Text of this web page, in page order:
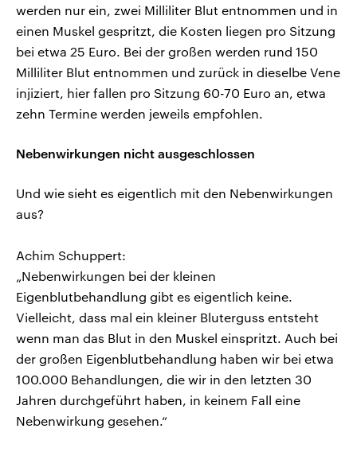
werden nur ein, zwei Milliliter Blut entnommen und in
einen Muskel gespritzt, die Kosten liegen pro Sitzung
bei etwa 25 Euro. Bei der großen werden rund 150
Milliliter Blut entnommen und zurück in dieselbe Vene
injiziert, hier fallen pro Sitzung 60-70 Euro an, etwa
zehn Termine werden jeweils empfohlen.
Nebenwirkungen nicht ausgeschlossen
Und wie sieht es eigentlich mit den Nebenwirkungen
aus?
Achim Schuppert:
„Nebenwirkungen bei der kleinen
Eigenblutbehandlung gibt es eigentlich keine.
Vielleicht, dass mal ein kleiner Bluterguss entsteht
wenn man das Blut in den Muskel einspritzt. Auch bei
der großen Eigenblutbehandlung haben wir bei etwa
100.000 Behandlungen, die wir in den letzten 30
Jahren durchgeführt haben, in keinem Fall eine
Nebenwirkung gesehen.“